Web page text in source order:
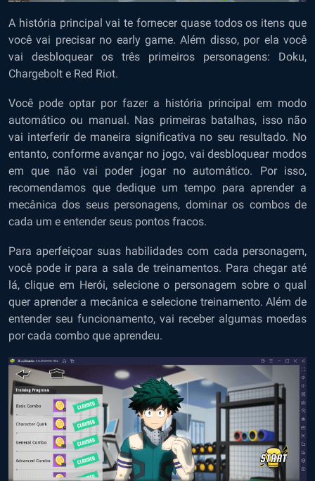
A história principal vai te fornecer quase todos os itens que
você vai precisar no early game. Além disso, por ela você
vai desbloquear os três primeiros personagens: Doku,
Chargebolt e Red Riot.
Você pode optar por fazer a história principal em modo
automático ou manual. Nas primeiras batalhas, isso não
vai interferir de maneira significativa no seu resultado. No
entanto, conforme avançar no jogo, vai desbloquear modos
em que não vai poder jogar no automático. Por isso,
recomendamos que dedique um tempo para aprender a
mecânica dos seus personagens, dominar os combos de
cada um e entender seus pontos fracos.
Para aperfeiçoar suas habilidades com cada personagem,
você pode ir para a sala de treinamentos. Para chegar até
lá, clique em Herói, selecione o personagem sobre o qual
quer aprender a mecânica e selecione treinamento. Além de
entender seu funcionamento, vai receber algumas moedas
por cada combo que aprendeu.